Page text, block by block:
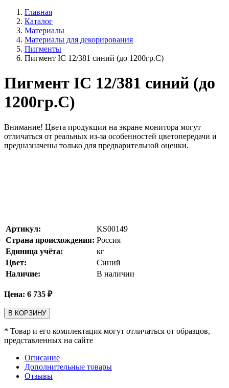
Главная
Каталог
Материалы
Материалы для декорирования
Пигменты
Пигмент IC 12/381 синий (до 1200гр.С)
Пигмент IC 12/381 синий (до
1200гр.С)
Внимание! Цвета продукции на экране монитора могут
отличаться от реальных из-за особенностей цветопередачи и
предназначены только для предварительной оценки.
Артикул:
KS00149
Страна происхождения: Россия
Единица учёта:
кг
Цвет:
Синий
Наличие:
В наличии
Цена: 6 735 ₽
В КОРЗИНУ
* Товар и его комплектация могут отличаться от образцов,
представленных на сайте
Описание
Дополнительные товары
Отзывы